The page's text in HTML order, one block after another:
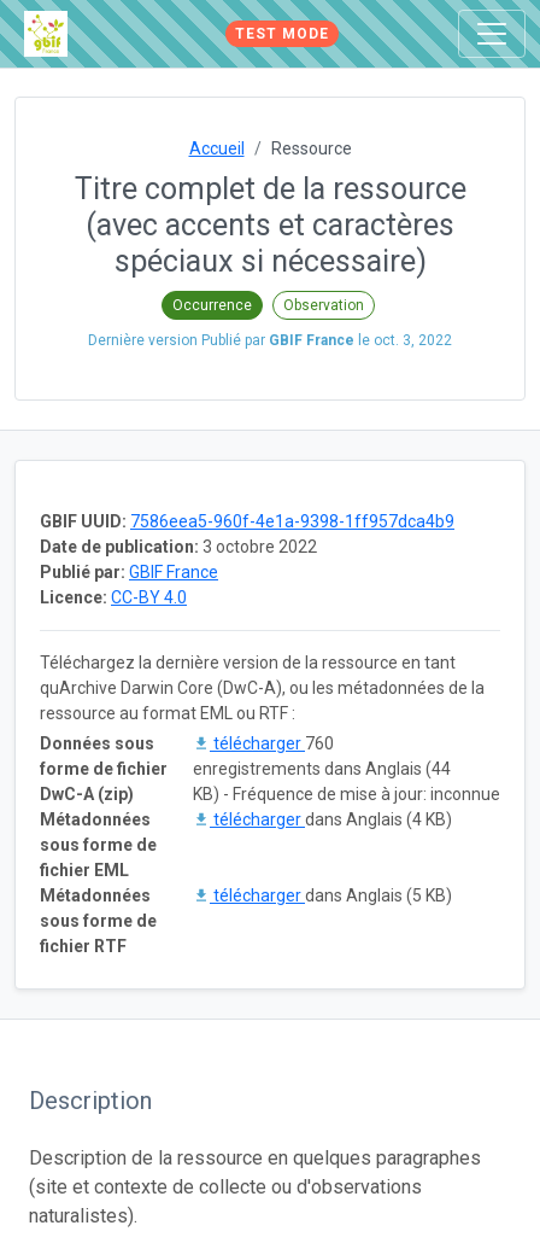
TEST MODE
Accueil Ressource
Titre complet de la ressource
(avec accents et caractères
spéciaux si nécessaire)
Occurrence Observation
Dernière version Publié par GBIF France le oct. 3, 2022
GBIF UUID: 7586eea5-960f-4e1a-9398-1ff957dca4b9
Date de publication: 3 octobre 2022
Publié par: GBIF France
Licence: CC-BY 4.0
Téléchargez la dernière version de la ressource en tant
quArchive Darwin Core (DwC-A), ou les métadonnées de la
ressource au format EML ou RTF :
Données sous
forme de fichier
DwC-A (zip)
télécharger 760
enregistrements dans Anglais (44
KB) - Fréquence de mise à jour: inconnue
Métadonnées
sous forme de
fichier EML
téléchargerdans Anglais (4 KB)
Métadonnées
sous forme de
fichier RTF
téléchargerdans Anglais (5 KB)
Description
Description de la ressource en quelques paragraphes
(site et contexte de collecte ou d'observations
naturalistes).